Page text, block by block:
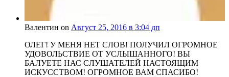
Валентин on Август 25, 2016 в 3:04 дп
ОЛЕГ! У МЕНЯ НЕТ СЛОВ! ПОЛУЧИЛ ОГРОМНОЕ
УДОВОЛЬСТВИЕ ОТ УСЛЫШАННОГО! ВЫ
БАЛУЕТЕ НАС СЛУШАТЕЛЕЙ НАСТОЯЩИМ
ИСКУССТВОМ! ОГРОМНОЕ ВАМ СПАСИБО!